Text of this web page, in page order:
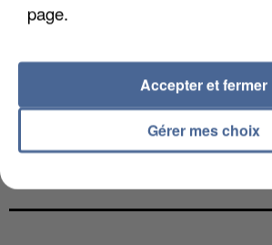
UN SECOND CADRE DE LA DZ
page.
Gérer mes choix
Accepter et fermer